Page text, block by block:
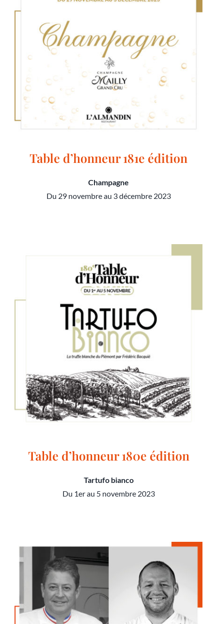
Table d’honneur 181e édition
Champagne
Du 29 novembre au 3 décembre 2023
Table d’honneur 180e édition
Tartufo bianco
Du 1er au 5 novembre 2023